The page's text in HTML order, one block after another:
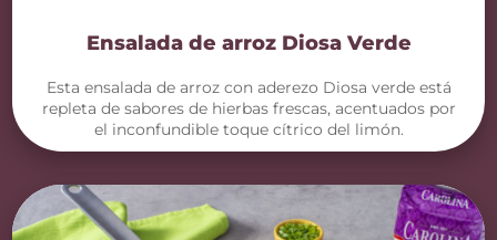
Ensalada de arroz Diosa Verde
Esta ensalada de arroz con aderezo Diosa verde está
repleta de sabores de hierbas frescas, acentuados por
el inconfundible toque cítrico del limón.